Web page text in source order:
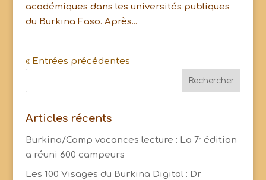
académiques dans les universités publiques
du Burkina Faso. Après...
« Entrées précédentes
Articles récents
Burkina/Camp vacances lecture : La 7ᵉ édition
a réuni 600 campeurs
Les 100 Visages du Burkina Digital : Dr